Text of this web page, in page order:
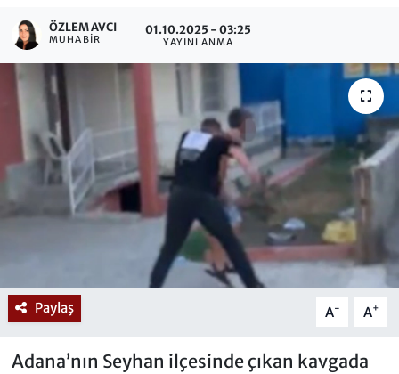
ÖZLEM AVCI
MUHABIR
01.10.2025 - 03:25
YAYINLANMA
Paylaş A- A+
Adana’nın Seyhan ilçesinde çıkan kavgada